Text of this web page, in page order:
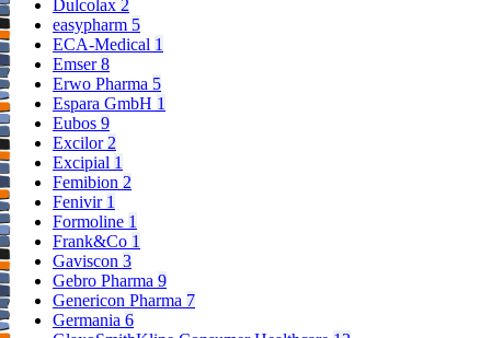
Dulcolax 2
easypharm 5
ECA-Medical 1
Emser8
Erwo Pharma 5
Espara GmbH 1
Eubos 9
Excilor 2
Excipial 1
Femibion 2
Fenivir 1
Formoline 1
Frank&Co 1
Gaviscon 3
Gebro Pharma 9
Genericon Pharma 7
Germania 6